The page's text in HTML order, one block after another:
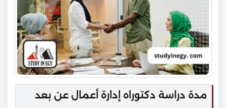
مدة دراسة دكتوراه إدارة أعمال عن بعد